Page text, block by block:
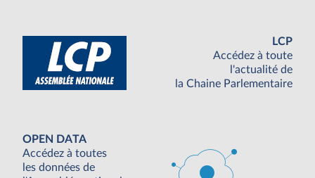
LCP
Accédez à toute
l'actualité de
la Chaine Parlementaire
OPEN DATA
Accédez à toutes
les données de